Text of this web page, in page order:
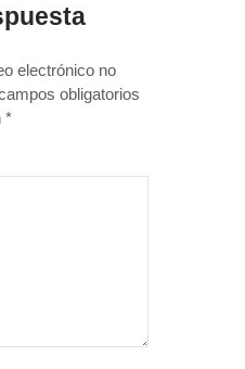
electrónico no
obligatorios
*